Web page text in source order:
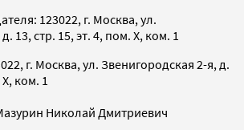
123022, г. Москва, ул.
13, стр. 15, эт. 4, пом. X, ком. 1
г. Москва, ул. Звенигородская 2-я, д.
ком. 1
Николай Дмитриевич